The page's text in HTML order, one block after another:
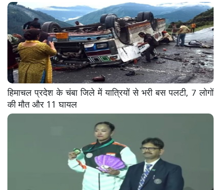
हिमाचल प्रदेश के चंबा जिले में यात्रियों से भरी बस पलटी, 7 लोगों
की मौत और 11 घायल